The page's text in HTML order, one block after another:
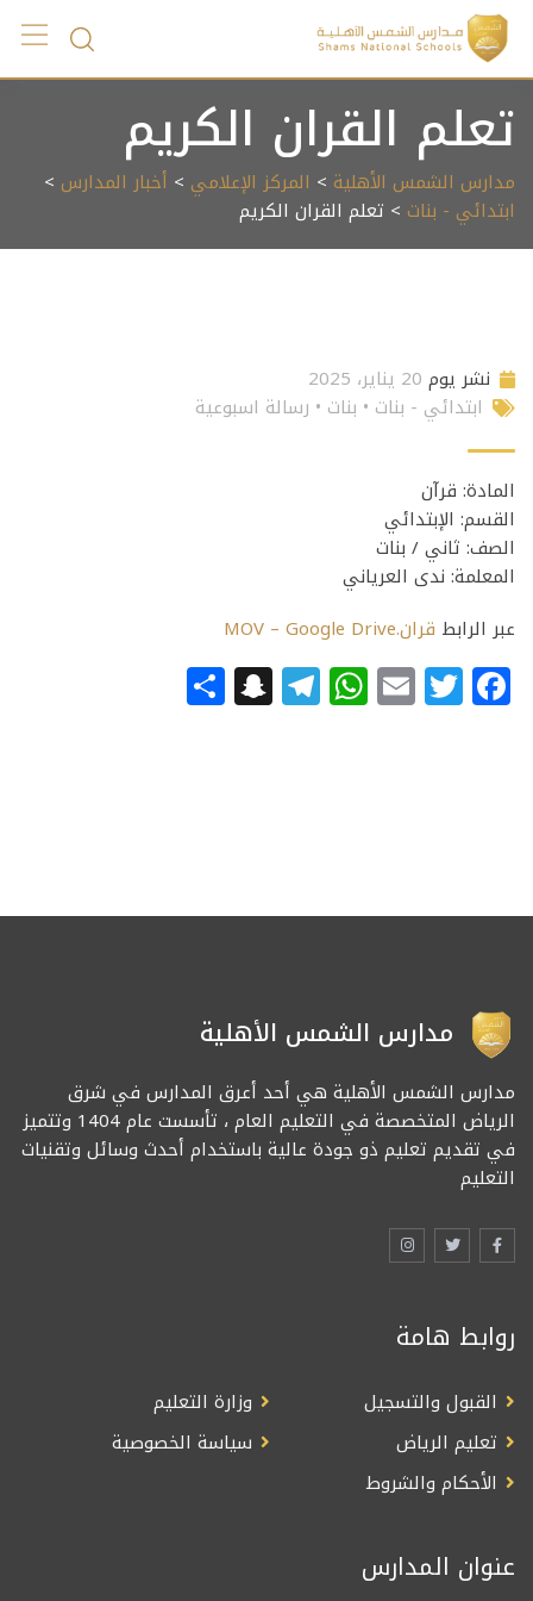
Skip
content
تعلم القران الكريم
مدارس الشمس الأهلية > المركز الإعلامي > أخبار المدارس >
ابتدائي - بنات > تعلم القران الكريم
نشر يوم 20 يناير، 2025
ابتدائي - بنات • بنات • رسالة اسبوعية
المادة: قرآن
القسم: الإبتدائي
الصف: ثاني / بنات
المعلمة: ندى العرياني
عبر الرابط قران.MOV – Google Drive
Facebook
Twitter
Email
WhatsApp
Telegram
Snapchat
مدارس الشمس الأهلية
مدارس الشمس الأهلية هي أحد أعرق المدارس في شرق
الرياض المتخصصة في التعليم العام ، تأسست عام 1404 وتتميز
في تقديم تعليم ذو جودة عالية باستخدام أحدث وسائل وتقنيات
التعليم
روابط هامة
القبول والتسجيل
وزارة التعليم
تعليم الرياض
سياسة الخصوصية
الأحكام والشروط
عنوان المدارس